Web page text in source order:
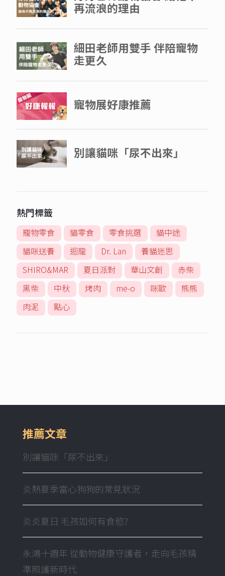
熱門標籤
寵物零食 貓零食 零食挑選
貓中途
貓咪送養
迴龍 Dr. Lan
養貓迷思
SHIRO&MAR
夏日派對 華山文創
赤柴
黑柴
中秋 烤肉 me-o 咪歐
熊熊
肉泥
點心
推薦文章
別讓貓咪「尿不出來」
炎熱夏季當心狗狗的常見狀況
炎炎夏日 毛孩如何有食慾?
永鴻十週年 從動物健康守護者，走向毛孩精
準照護新時代